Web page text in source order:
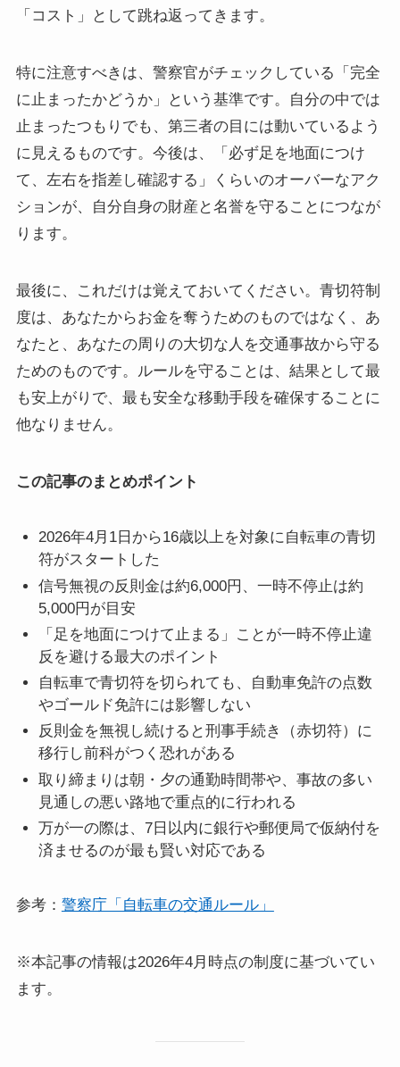
「コスト」として跳ね返ってきます。
特に注意すべきは、警察官がチェックしている「完全
に止まったかどうか」という基準です。自分の中では
止まったつもりでも、第三者の目には動いているよう
に見えるものです。今後は、「必ず足を地面につけ
て、左右を指差し確認する」くらいのオーバーなアク
ションが、自分自身の財産と名誉を守ることにつなが
ります。
最後に、これだけは覚えておいてください。青切符制
度は、あなたからお金を奪うためのものではなく、あ
なたと、あなたの周りの大切な人を交通事故から守る
ためのものです。ルールを守ることは、結果として最
も安上がりで、最も安全な移動手段を確保することに
他なりません。
この記事のまとめポイント
2026年4月1日から16歳以上を対象に自転車の青切
符がスタートした
信号無視の反則金は約6,000円、一時不停止は約
5,000円が目安
「足を地面につけて止まる」ことが一時不停止違
反を避ける最大のポイント
自転車で青切符を切られても、自動車免許の点数
やゴールド免許には影響しない
反則金を無視し続けると刑事手続き（赤切符）に
移行し前科がつく恐れがある
取り締まりは朝・夕の通勤時間帯や、事故の多い
見通しの悪い路地で重点的に行われる
万が一の際は、7日以内に銀行や郵便局で仮納付を
済ませるのが最も賢い対応である
参考： 警察庁「自転車の交通ルール」
※本記事の情報は2026年4月時点の制度に基づいてい
ます。